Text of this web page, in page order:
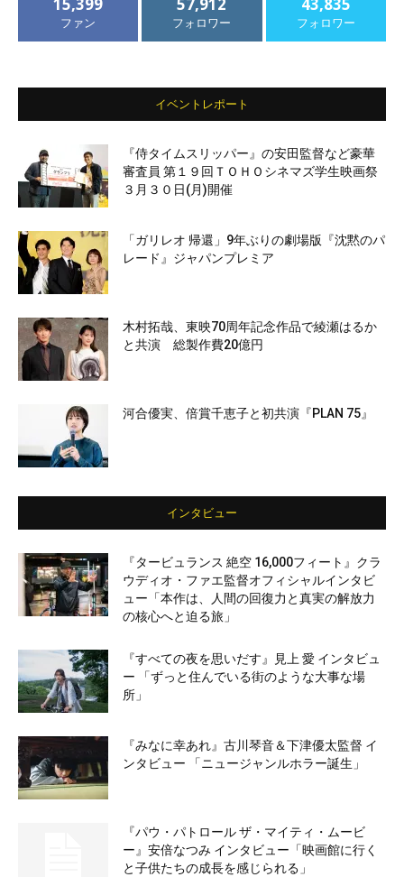
ファン フォロワー フォロワー
イベントレポート
『侍タイムスリッパー』の安田監督など豪華
審査員 第１９回ＴＯＨＯシネマズ学生映画祭
３月３０日(月)開催
「ガリレオ 帰還」9年ぶりの劇場版『沈黙のパ
レード』ジャパンプレミア
木村拓哉、東映70周年記念作品で綾瀬はるか
と共演 総製作費20億円
河合優実、倍賞千恵子と初共演『PLAN 75』
インタビュー
『タービュランス 絶空 16,000フィート』クラ
ウディオ・ファエ監督オフィシャルインタビ
ュー「本作は、人間の回復力と真実の解放力
の核心へと迫る旅」
『すべての夜を思いだす』見上 愛 インタビュ
ー 「ずっと住んでいる街のような大事な場
所」
『みなに幸あれ』古川琴音＆下津優太監督 イ
ンタビュー 「ニュージャンルホラー誕生」
『パウ・パトロール ザ・マイティ・ムービ
ー』安倍なつみ インタビュー「映画館に行く
と子供たちの成長を感じられる」